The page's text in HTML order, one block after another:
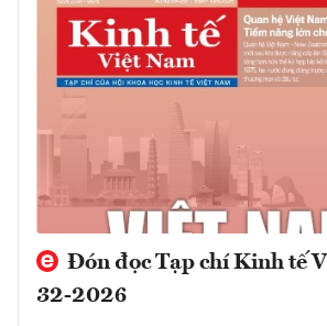
Đón đọc Tạp chí Kinh tế
32-2026